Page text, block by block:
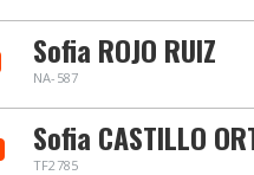
Sofia ROJO RUIZ
NA-587
Sofia CASTILLO
TF2785